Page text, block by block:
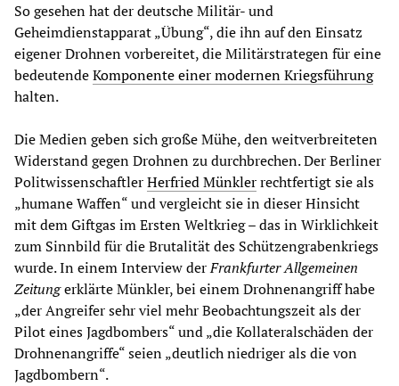
So gesehen hat der deutsche Militär- und
Geheimdienstapparat „Übung“, die ihn auf den Einsatz
eigener Drohnen vorbereitet, die Militärstrategen für eine
bedeutendeKomponente einer modernen Kriegsführung
halten.
Die Medien geben sich große Mühe, den weitverbreiteten
Widerstand gegen Drohnen zu durchbrechen. Der Berliner
PolitwissenschaftlerHerfried Münklerrechtfertigt sie als
„humane Waffen“ und vergleicht sie in dieser Hinsicht
mit dem Giftgas im Ersten Weltkrieg – das in Wirklichkeit
zum Sinnbild für die Brutalität des Schützengrabenkriegs
wurde. In einem Interview derFrankfurter Allgemeinen
Zeitungerklärte Münkler, bei einem Drohnenangriff habe
„der Angreifer sehr viel mehr Beobachtungszeit als der
Pilot eines Jagdbombers“ und „die Kollateralschäden der
Drohnenangriffe“ seien „deutlich niedriger als die von
Jagdbombern“.